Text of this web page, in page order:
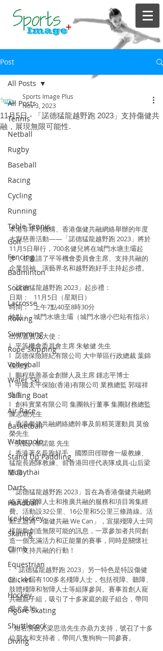
Post
All Posts
Tennis
Netball
Rugby
Baseball
Racing
Cycling
Running
Table Tennis
Golf
Fencing
Badminton
Soccer
Lacrosse
Rowing
Swimming
Rope Skipping
Volleyball
Water Ski
Sailing Boat
Air Race
Basketball
Waterpolo
Stand Up Paddling
Muaythai
Darts
Handball
Ice Hockey
Skating
Climb
Equestrian
Cricket
Hockey
Figure Skating
Shuttlecock
Diving
All Posts
11月5日 - 「諾德猛龍越野跑 2023」支持傷健共
融，展現無限可能性.
Sports Image Plus
Nov 3, 2023
本港非牟利機構、香港傷健共融網絡舉辦的年度
大型慈善活動——「諾德猛龍越野跑 2023」將於
11月5日舉行，700名健兒將在城門水塘主壩起
步，並邀請了平等機會委員會主席、支持共融的
企業領袖、演藝界名和越野跑好手主持起步禮。
「諾德猛龍越野跑 2023」起步禮：
日期：   11月5日（星期日）
時間：   上午7點40至8時30分
地點：   城門水塘主壩（城門水塘小巴站有指示）
出席嘉賓及大使：
l   平等機會委員會主席 朱敏健 先生
l   諾德保險經紀有限公司 大中華區行政總裁 葉錦
強先生
l   鵬程慈善基金創辦人及主席 鍾志平博士
l   中國太平保險(香港)有限公司 業務總監 郭端祥
先生
l   創科實業有限公司 集團執行董事 集團財務總監
陳志聰先生
l   香港傷健共融網絡總幹事及前精英運動員 莫儉
榮先生
l   演藝人黎諾懿 先生
l   香港著名長跑好手、國際田徑聯會一級教練、
猛龍長跑隊教練、前香港田徑代表隊成員-山后梁
影雪
「諾德猛龍越野跑 2023」旨在為香港傷健共融網
絡支援殘障人士和推廣共融的服務和項目籌集經
費。活動設32公里、16公里和5公里三條路線。活
動主題為「傷健共融 We Can」，宣揚殘障人士同
樣能夠創造無限可能的訊息，一眾參加者共同創
造一個充滿活力和正能量的賽事，同時是關懷社
區、支持共融的行動！
· 「諾德猛龍越野跑 2023」另一特色是特設傷健
組，今屆有100多名殘障人士，包括視障、聽障、
肢體殘障和智障人士等組隊參與。賽事首創人寵
共融親子組，吸引了十多家庭的親子組合，帶同
愛犬參加。
·  知名演藝人梁思浩先生亦鼎力支持，號召了十多
位朋友和支持者，帶同八隻狗狗一同參賽。